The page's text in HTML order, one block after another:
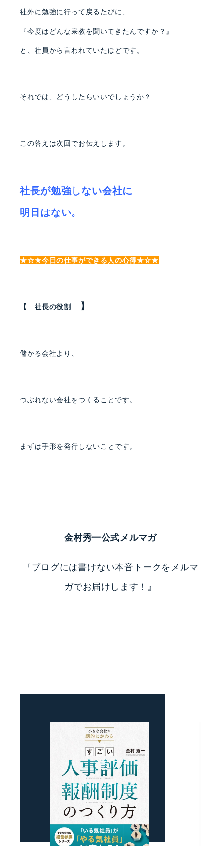
社外に勉強に行って戻るたびに、
『今度はどんな宗教を聞いてきたんですか？』
と、社員から言われていたほどです。
それでは、どうしたらいいでしょうか？
この答えは次回でお伝えします。
社長が勉強しない会社に
明日はない。
★☆★今日の仕事ができる人の心得★☆★
【 社長の役割 】
儲かる会社より、
つぶれない会社をつくることです。
まずは手形を発行しないことです。
金村秀一公式メルマガ
『ブログには書けない本音トークをメルマ
ガでお届けします！』